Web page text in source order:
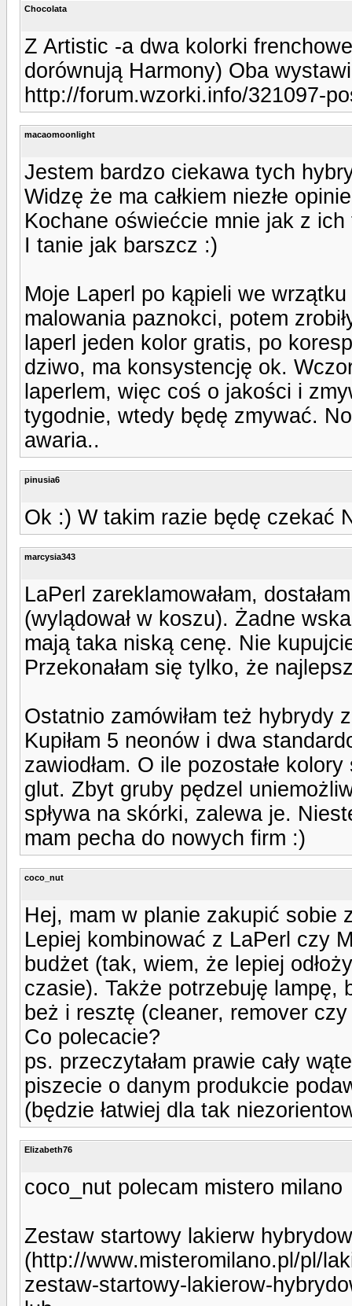
Chocolata
Z Artistic -a dwa kolorki
dorównują Harmony) Oba
http://forum.wzorki.info/321097-
macaomoonlight
Jestem bardzo ciekawa tych
Widzę że ma całkiem niezłe
Kochane oświećcie mnie jak z
I tanie jak barszcz :)
Moje Laperl po kąpieli we
malowania paznokci, potem
laperl jeden kolor gratis, po
dziwo, ma konsystencję ok.
laperlem, więc coś o jakości i
tygodnie, wtedy będę zmywać.
awaria..
pinusia6
Ok :) W takim razie będę czekać
marcysia343
LaPerl zareklamowałam,
(wylądował w koszu). Żadne
mają taka niską cenę. Nie
Przekonałam się tylko, że
Ostatnio zamówiłam też hybrydy
Kupiłam 5 neonów i dwa
zawiodłam. O ile pozostałe
glut. Zbyt gruby pędzel
spływa na skórki, zalewa je.
mam pecha do nowych firm :)
coco_nut
Hej, mam w planie zakupić sobie
Lepiej kombinować z LaPerl czy
budżet (tak, wiem, że lepiej
czasie). Także potrzebuję lampę,
beż i resztę (cleaner, remover
Co polecacie?
ps. przeczytałam prawie cały
piszecie o danym produkcie
(będzie łatwiej dla tak
Elizabeth76
coco_nut polecam mistero milano
Zestaw startowy lakierw
(http://www.misteromilano.pl/pl/
zestaw-startowy-lakierow-